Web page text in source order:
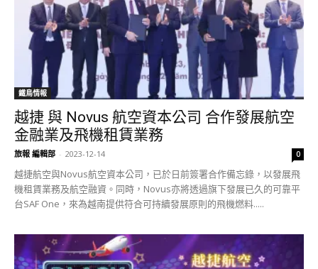
鐵鳥情報
越捷 與 Novus 航空資本公司 合作發展航空
金融業及飛機租賃業務
旅報 編輯部 - 2023-12-14 0
越捷航空與Novus航空資本公司，已於日前簽署合作備忘錄，以發展飛
機租賃業務及航空融資。同時，Novus亦將透過旗下發展已久的可靠平
台SAF One，來為越南提供符合可持續發展原則的飛機燃料.....